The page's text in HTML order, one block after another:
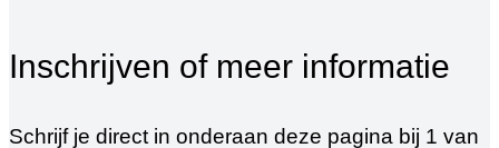
Inschrijven of meer informatie
Schrijf je direct in onderaan deze pagina bij 1 van